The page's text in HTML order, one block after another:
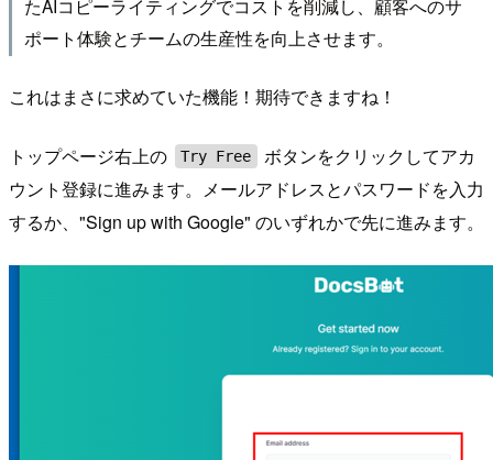
たAIコピーライティングでコストを削減し、顧客へのサ
ポート体験とチームの生産性を向上させます。
これはまさに求めていた機能！期待できますね！
トップページ右上の Try Free
ボタンをクリックしてアカ
ウント登録に進みます。メールアドレスとパスワードを入力
するか、"Sign up with Google" のいずれかで先に進みます。